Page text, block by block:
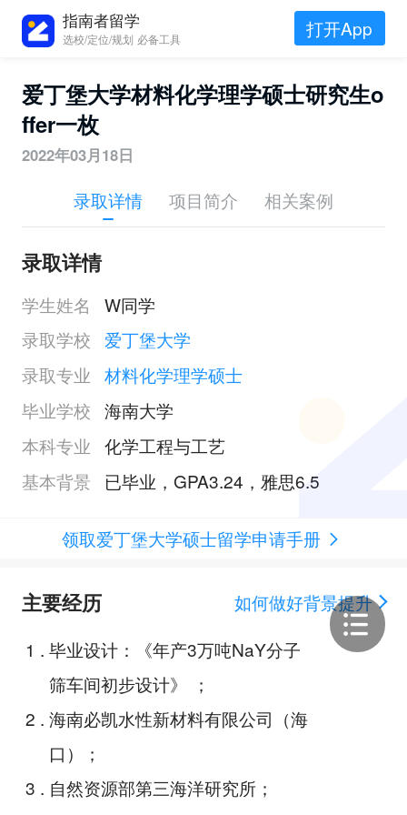
指南者留学
选校/定位/规划 必备工具 打开App
爱丁堡大学材料化学理学硕士研究生o
ffer一枚
2022年03月18日
录取详情 项目简介 相关案例
录取详情
学生姓名
W同学
录取学校 爱丁堡大学
录取专业 材料化学理学硕士
毕业学校 海南大学
本科专业 化学工程与工艺
基本背景
已毕业，GPA3.24，雅思6.5
领取爱丁堡大学硕士留学申请手册
主要经历
如何做好背景提升
1 . 毕业设计：《年产3万吨NaY分子
筛车间初步设计》 ；
2 . 海南必凯水性新材料有限公司（海
口）；
3 . 自然资源部第三海洋研究所；